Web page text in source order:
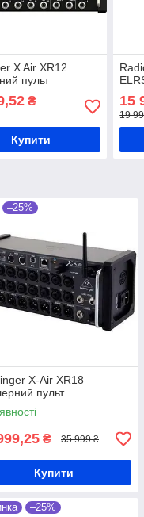
X Air XR12
пульт
₴
Купити
15
19
–25%
X-Air XR18
пульт
₴ 35 999 ₴
Купити
–25%